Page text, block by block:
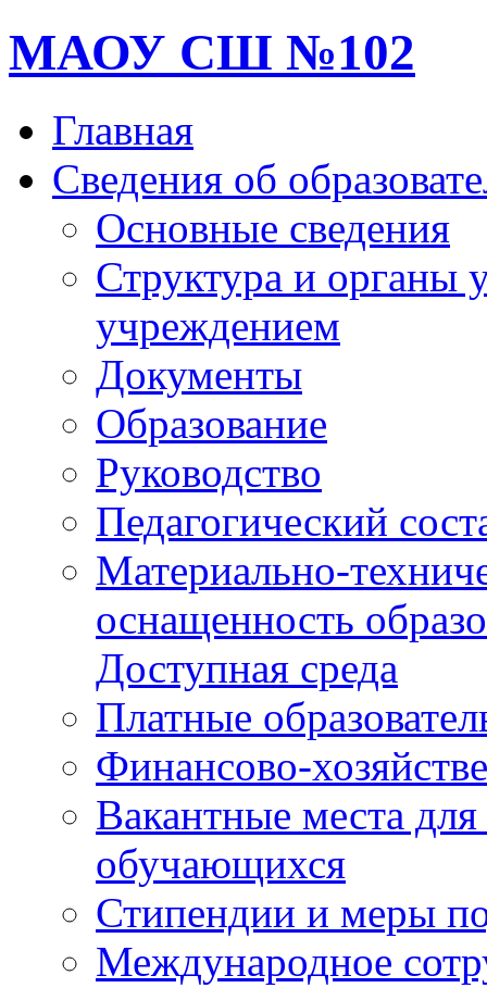
МАОУ СШ №102
Главная
Сведения об
Основные сведения
Структура и органы
учреждением
Документы
Образование
Руководство
Педагогический
Материально-
оснащенность
Доступная среда
Платные
Финансово-
Вакантные места
обучающихся
Стипендии и меры
Международное